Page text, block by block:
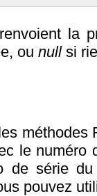
la
ou nullsi
méthodes
le numéro
de série
pouvez